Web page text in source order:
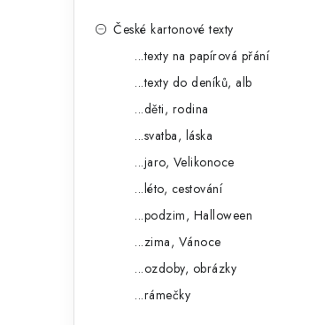
České kartonové texty
...texty na papírová přání
...texty do deníků, alb
...děti, rodina
...svatba, láska
...jaro, Velikonoce
...léto, cestování
...podzim, Halloween
...zima, Vánoce
...ozdoby, obrázky
...rámečky